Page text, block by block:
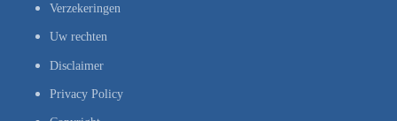
Verzekeringen
Uw rechten
Disclaimer
Privacy Policy